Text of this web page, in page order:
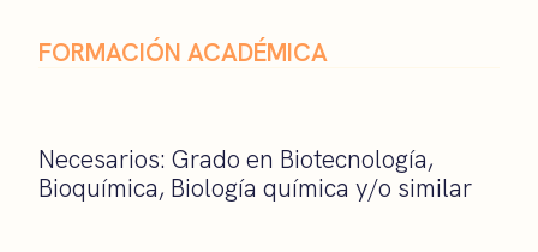
FORMACIÓN ACADÉMICA
Necesarios: Grado en Biotecnología,
Bioquímica, Biología química y/o similar